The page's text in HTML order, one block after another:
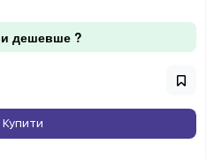
дешевше ?
Купити